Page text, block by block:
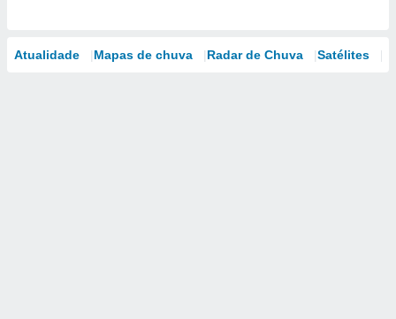
Atualidade Mapas de chuva Radar de Chuva Satélites